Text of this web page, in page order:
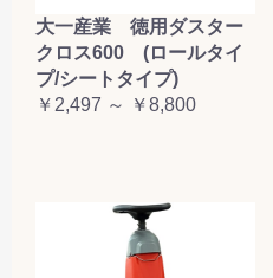
大一産業 徳用ダスター
クロス600 (ロールタイ
プ/シートタイプ)
￥2,497 ～ ￥8,800